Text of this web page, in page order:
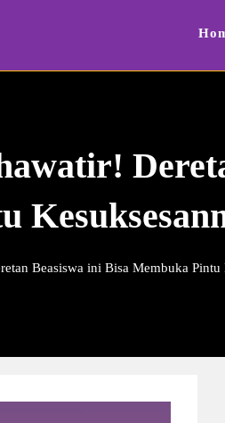
Beasiswa ini Bisa Membuka Pintu